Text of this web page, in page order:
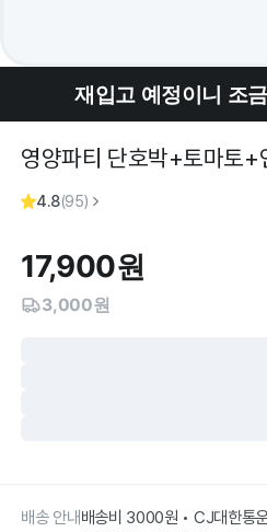
재입고 예정이니 조
영양파티 단호박+토마토+
4.8(95)
17,900원
3,000원
배송 안내배송비 3000원 • CJ대한통